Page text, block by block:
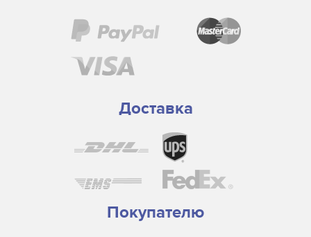
Доставка
Покупателю